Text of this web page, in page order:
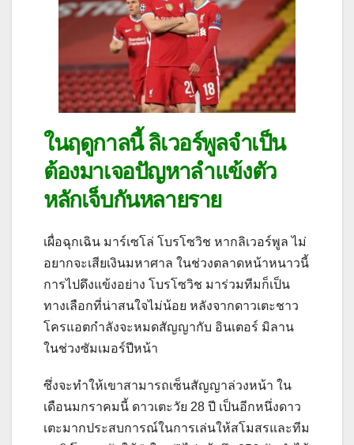
ในฤดูกาลนี้ ลิเวอร์พูลจำเป็น
ต้องมาเจอปัญหาลำแข้งตัว
หลักเจ็บกันหลายราย
เผื่อฉุกเฉิน มาร์เซโล่ โบรโซวิช หากลิเวอร์พูล ไม่
อยากจะเสียเงินมหาศาล ในช่วงตลาดหน้าหนาวนี้
การไปดึงแข้งอย่าง โบรโซวิช มาร่วมทีมก็เป็น
ทางเลือกที่น่าสนใจไม่น้อย หลังจากดาวเตะชาว
โครแอตกำลังจะหมดสัญญากับ อินเตอร์ มิลาน
ในช่วงซัมเมอร์ปีหน้า
ซึ่งจะทำให้เขาสามารถเซ็นสัญญาล่วงหน้า ใน
เดือนมกราคมนี้ ดาวเตะวัย 28 ปี เป็นอีกหนึ่งดาว
เตะมากประสบการณ์ในการเล่นให้สโมสรและทีม